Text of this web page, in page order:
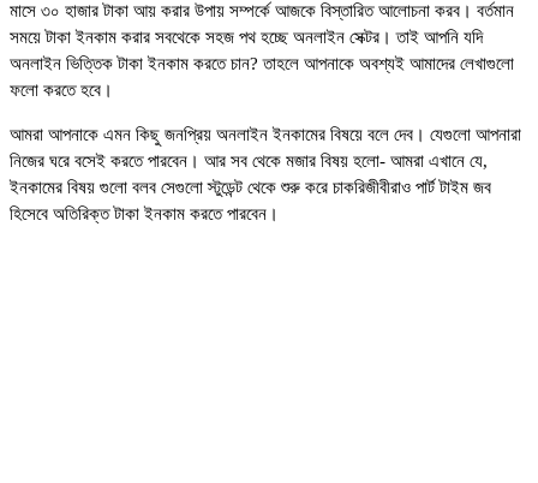
মাসে ৩০ হাজার টাকা আয় করার উপায় সম্পর্কে আজকে বিস্তারিত আলোচনা করব। বর্তমান
সময়ে টাকা ইনকাম করার সবথেকে সহজ পথ হচ্ছে অনলাইন সেক্টর। তাই আপনি যদি
অনলাইন ভিত্তিক টাকা ইনকাম করতে চান? তাহলে আপনাকে অবশ্যই আমাদের লেখাগুলো
ফলো করতে হবে।
আমরা আপনাকে এমন কিছু জনপ্রিয় অনলাইন ইনকামের বিষয়ে বলে দেব। যেগুলো আপনারা
নিজের ঘরে বসেই করতে পারবেন। আর সব থেকে মজার বিষয় হলো- আমরা এখানে যে,
ইনকামের বিষয় গুলো বলব সেগুলো স্টুডেন্ট থেকে শুরু করে চাকরিজীবীরাও পার্ট টাইম জব
হিসেবে অতিরিক্ত টাকা ইনকাম করতে পারবেন।